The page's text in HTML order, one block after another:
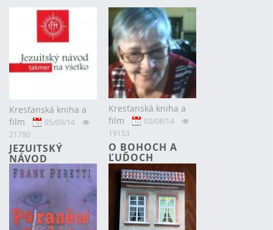
Kresťanská kniha a
film
05/09/14
21780
JEZUITSKÝ
NÁVOD
(TAKMER) NA
VŠETKO
Kresťanská kniha a
film
02/08/14
19153
O BOHOCH A
ĽUĎOCH